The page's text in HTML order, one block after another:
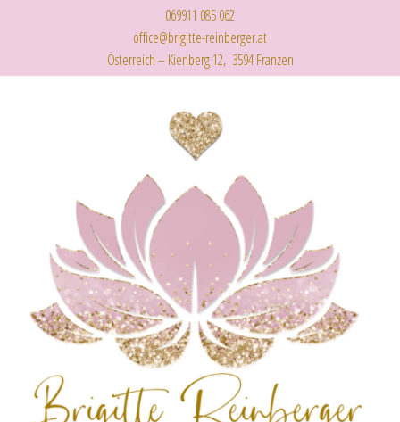
069911 085 062
office@brigitte-reinberger.at
Österreich – Kienberg 12, 3594 Franzen